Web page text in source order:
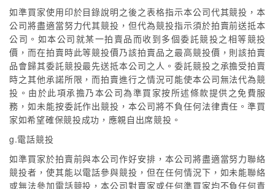
如準買家使用印於目錄說明之後之表格指示本公司代其競投，本
公司將盡適當努力代其競投，但代為競投指示須於拍賣前送抵本
公司。如本公司就某一拍賣品而收到多個委託競投之相等競投
價，而在拍賣時此等競投價乃該拍賣品之最高競投價，則該拍賣
品會歸其委託競投最先送抵本公司之人。委託競投之承擔受拍賣
時之其他承諾所限，而拍賣進行之情況可能使本公司無法代為競
投。由於此項承擔乃本公司為準買家按所述條款提供之免費服
務，如未能按委託作出競投，本公司將不負任何法律責任。準買
家如希望確保競投成功，應親自出席競投。
g.電話競投
如準買家於拍賣前與本公司作好安排，本公司將盡適當努力聯絡
競投者，使其能以電話參與競投，但在任何情況下，如未能聯絡
或無法參加電話競投，本公司對賣家或任何準買家均不負任何責